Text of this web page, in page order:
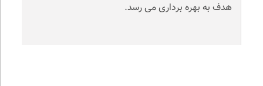
هدف به بهره برداری می رسد.